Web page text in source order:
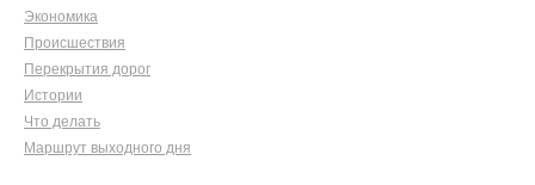
Экономика
Происшествия
Перекрытия дорог
Истории
Что делать
Маршрут выходного дня